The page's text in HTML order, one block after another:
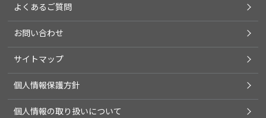
よくあるご質問
お問い合わせ
サイトマップ
個人情報保護方針
個人情報の取り扱いについて